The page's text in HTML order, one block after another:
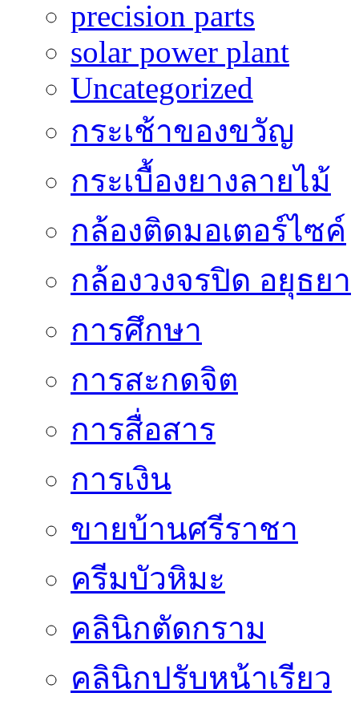
precision parts
solar power plant
Uncategorized
กระเช้าของขวัญ
กระเบื้องยางลายไม้
กล้องติดมอเตอร์ไซค์
กล้องวงจรปิด อยุธยา
การศึกษา
การสะกดจิต
การสื่อสาร
การเงิน
ขายบ้านศรีราชา
ครีมบัวหิมะ
คลินิกตัดกราม
คลินิกปรับหน้าเรียว